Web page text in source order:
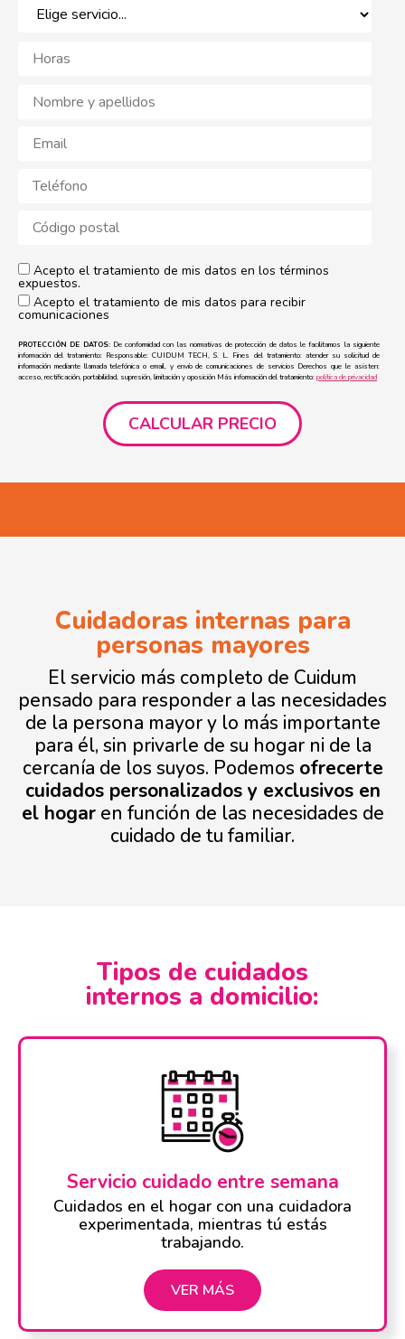
Acepto el tratamiento de mis datos en los términos
expuestos.
Acepto el tratamiento de mis datos para recibir
comunicaciones
PROTECCIÓN DE DATOS:De conformidad con las normativas de protección de datos le facilitamos la siguiente
información del tratamiento: Responsable: CUIDUM TECH, S. L. Fines del tratamiento: atender su solicitud de
información mediante llamada telefónica o email, y envío de comunicaciones de servicios Derechos que le asisten:
acceso, rectificación, portabilidad, supresión, limitación y oposición Más información del tratamiento:política de privacidad
Cuidadoras internas para
personas mayores
El servicio más completo de Cuidum
pensado para responder a las necesidades
de la persona mayor y lo más importante
para él, sin privarle de su hogar ni de la
cercanía de los suyos. Podemos ofrecerte
cuidados personalizados y exclusivos en
el hogaren función de las necesidades de
cuidado de tu familiar.
Tipos de cuidados
internos a domicilio:
Servicio cuidado entre semana
Cuidados en el hogar con una cuidadora
experimentada, mientras tú estás
trabajando.
VER MÁS